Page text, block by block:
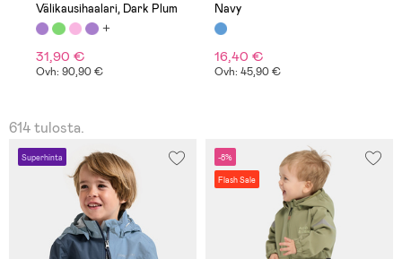
Välikausihaalari, Dark Plum
31,90 €
Ovh: 90,90 €
Navy
16,40 €
Ovh: 45,90 €
614 tulosta.
Superhinta -8%
Flash Sale